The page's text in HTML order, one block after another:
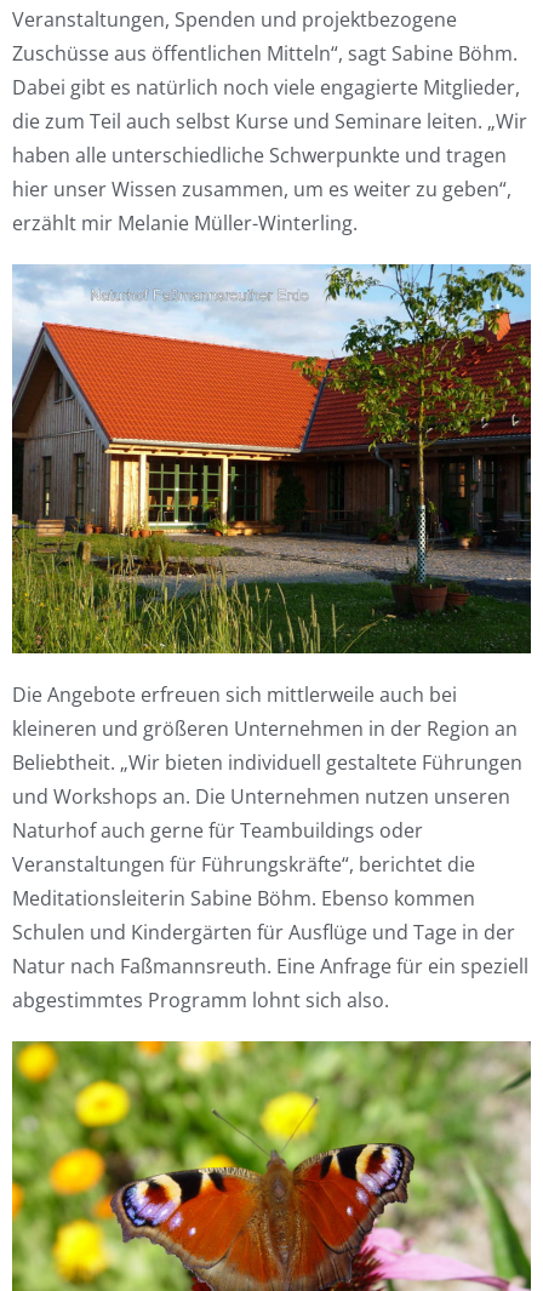
Veranstaltungen, Spenden und projektbezogene
Zuschüsse aus öffentlichen Mitteln“, sagt Sabine Böhm.
Dabei gibt es natürlich noch viele engagierte Mitglieder,
die zum Teil auch selbst Kurse und Seminare leiten. „Wir
haben alle unterschiedliche Schwerpunkte und tragen
hier unser Wissen zusammen, um es weiter zu geben“,
erzählt mir Melanie Müller-Winterling.
Die Angebote erfreuen sich mittlerweile auch bei
kleineren und größeren Unternehmen in der Region an
Beliebtheit. „Wir bieten individuell gestaltete Führungen
und Workshops an. Die Unternehmen nutzen unseren
Naturhof auch gerne für Teambuildings oder
Veranstaltungen für Führungskräfte“, berichtet die
Meditationsleiterin Sabine Böhm. Ebenso kommen
Schulen und Kindergärten für Ausflüge und Tage in der
Natur nach Faßmannsreuth. Eine Anfrage für ein speziell
abgestimmtes Programm lohnt sich also.